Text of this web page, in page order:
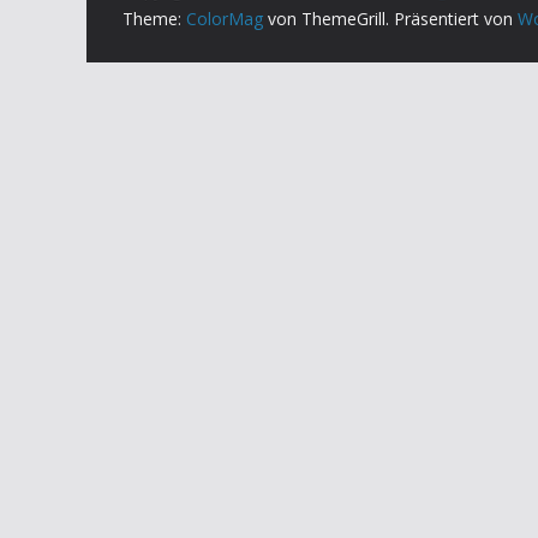
Theme: ColorMag von ThemeGrill. Präsentiert von